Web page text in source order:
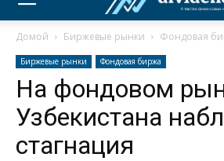
Домой Биржевые рынки Фондовая
Биржевые рынки Фондовая биржа
На фондовом
Узбекистана
стагнация